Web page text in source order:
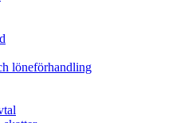
löneförhandling